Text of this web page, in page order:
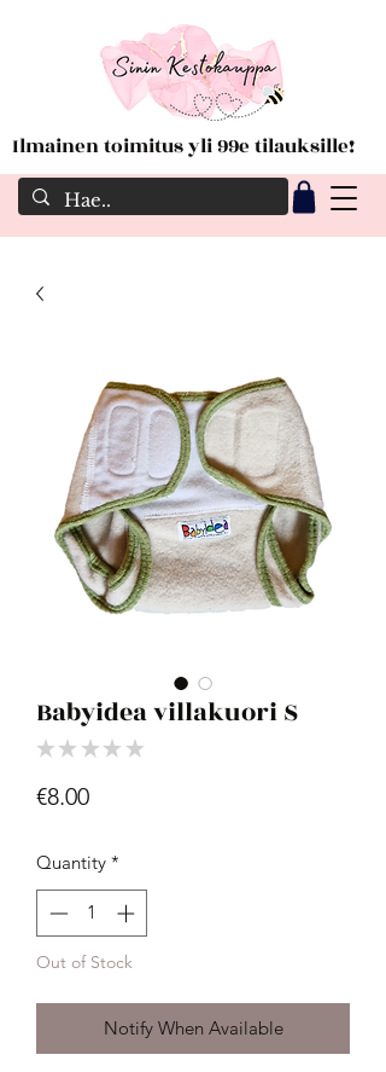
Ilmainen toimitus yli 99e tilauksille!
Babyidea villakuori S
★ ★ ★ ★ ★
€8.00Price
Quantity *
Out of Stock
Notify When Available